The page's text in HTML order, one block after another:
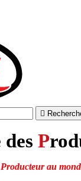

P
au